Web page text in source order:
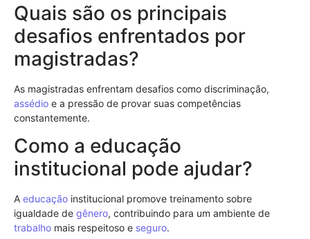
Quais são os principais
desafios enfrentados por
magistradas?
As magistradas enfrentam desafios como discriminação,
assédio e a pressão de provar suas competências
constantemente.
Como a educação
institucional pode ajudar?
A educação institucional promove treinamento sobre
igualdade de gênero, contribuindo para um ambiente de
trabalho mais respeitoso e seguro.